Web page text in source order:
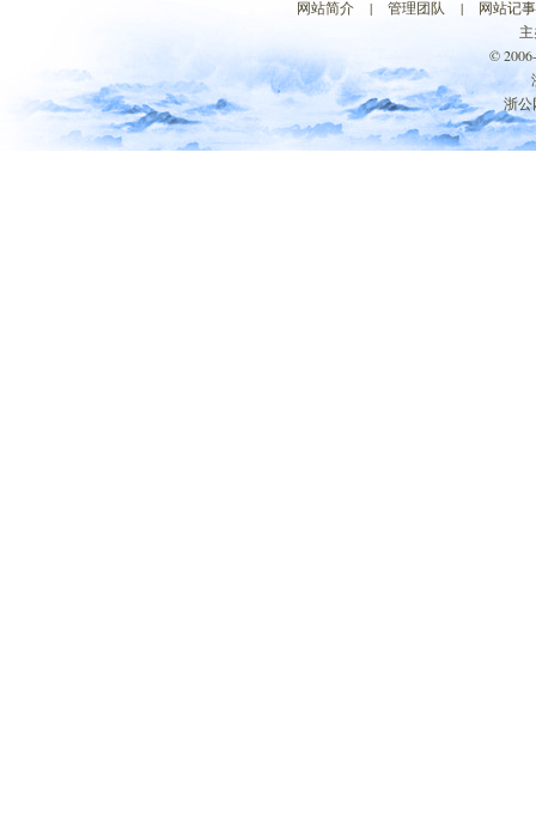
网站简介 | 管理团队 |
网站记事
©
浙公